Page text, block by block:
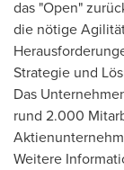
das "Open"
die nötige
Strategie und
Das
rund 2.000
Weitere